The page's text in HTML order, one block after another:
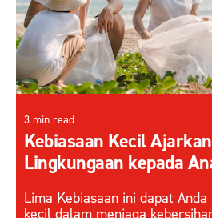
3 min read
Kebiasaan Kecil
Lingkungaan kepada
Lima Kebiasaan ini dapat